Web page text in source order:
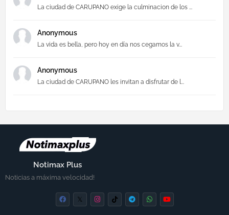
La ciudad de CARUPANO exige la culminacion de los ...
Anonymous
La vida es bella, pero hoy en día nos cegamos la v...
Anonymous
La ciudad de CARUPANO les invitan a disfrutar de l...
Notimax Plus
Noticias a máxima velocidad!